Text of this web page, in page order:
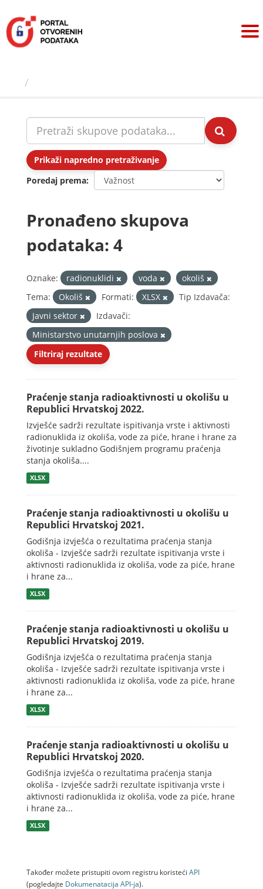
sadržaj
Prikaži napredno pretraživanje
Poredaj prema
Pronađeno skupova
podataka: 4
Oznake: radionuklidi voda
okoliš
Tema:
Okoliš Formati: XLSX
Tip Izdavača:
Javni sektor
Izdavači:
Ministarstvo unutarnjih poslova
Filtriraj rezultate
Praćenje stanja radioaktivnosti u okolišu u
Republici Hrvatskoj 2022.
Izvješće sadrži rezultate ispitivanja vrste i aktivnosti
radionuklida iz okoliša, vode za piće, hrane i hrane za
životinje sukladno Godišnjem programu praćenja
stanja okoliša....
XLSX
Praćenje stanja radioaktivnosti u okolišu u
Republici Hrvatskoj 2021.
Godišnja izvješća o rezultatima praćenja stanja
okoliša - Izvješće sadrži rezultate ispitivanja vrste i
aktivnosti radionuklida iz okoliša, vode za piće, hrane
i hrane za...
XLSX
Praćenje stanja radioaktivnosti u okolišu u
Republici Hrvatskoj 2019.
Godišnja izvješća o rezultatima praćenja stanja
okoliša - Izvješće sadrži rezultate ispitivanja vrste i
aktivnosti radionuklida iz okoliša, vode za piće, hrane
i hrane za...
XLSX
Praćenje stanja radioaktivnosti u okolišu u
Republici Hrvatskoj 2020.
Godišnja izvješća o rezultatima praćenja stanja
okoliša - Izvješće sadrži rezultate ispitivanja vrste i
aktivnosti radionuklida iz okoliša, vode za piće, hrane
i hrane za...
XLSX
Također možete pristupiti ovom registru koristeći API
(pogledajte Dokumenаtаcijа API-jа).